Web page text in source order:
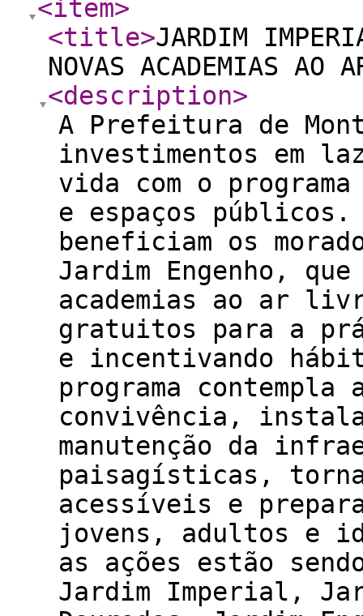
<item>
<title>JARDIM
NOVAS ACADEMIAS AO
<description>
A Prefeitura de
investimentos em
vida com o
e espaços
beneficiam os
Jardim Engenho,
academias ao ar
gratuitos para a
e incentivando
programa contempla
convivência,
manutenção da
paisagísticas,
acessíveis e
jovens, adultos e
as ações estão
Jardim Imperial,